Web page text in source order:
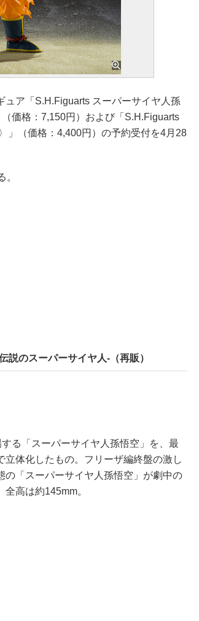
ア「S.H.Figuarts スーパーサイヤ人孫
価格：7,150円）および「S.H.Figuarts
」（価格：4,400円）の予約受付を4月28
のスーパーサイヤ人-（再販）
る「スーパーサイヤ人孫悟空」を、最
体化したもの。フリーザ編終盤の激し
「スーパーサイヤ人孫悟空」が劇中の
高は約145mm。